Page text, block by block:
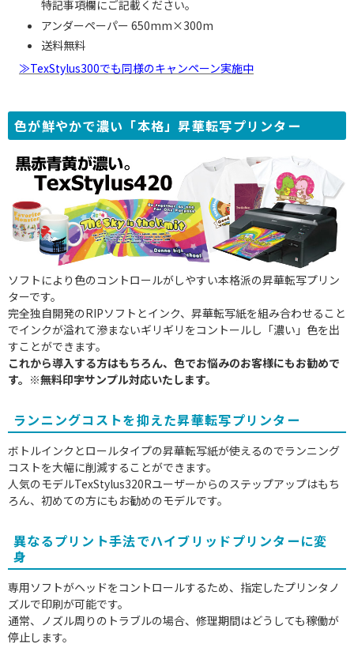
特記事項欄にご記載ください。
アンダーペーパー 650mm×300m
送料無料
≫TexStylus300でも同様のキャンペーン実施中
色が鮮やかで濃い「本格」昇華転写プリンター
ソフトにより色のコントロールがしやすい本格派の昇華転写プリン
ターです。
完全独自開発のRIPソフトとインク、昇華転写紙を組み合わせること
でインクが溢れて滲まないギリギリをコントールし「濃い」色を出
すことができます。
これから導入する方はもちろん、色でお悩みのお客様にもお勧めで
す。※無料印字サンプル対応いたします。
ランニングコストを抑えた昇華転写プリンター
ボトルインクとロールタイプの昇華転写紙が使えるのでランニング
コストを大幅に削減することができます。
人気のモデルTexStylus320Rユーザーからのステップアップはもち
ろん、初めての方にもお勧めのモデルです。
異なるプリント手法でハイブリッドプリンターに変
身
専用ソフトがヘッドをコントロールするため、指定したプリンタノ
ズルで印刷が可能です。
通常、ノズル周りのトラブルの場合、修理期間はどうしても稼働が
停止します。